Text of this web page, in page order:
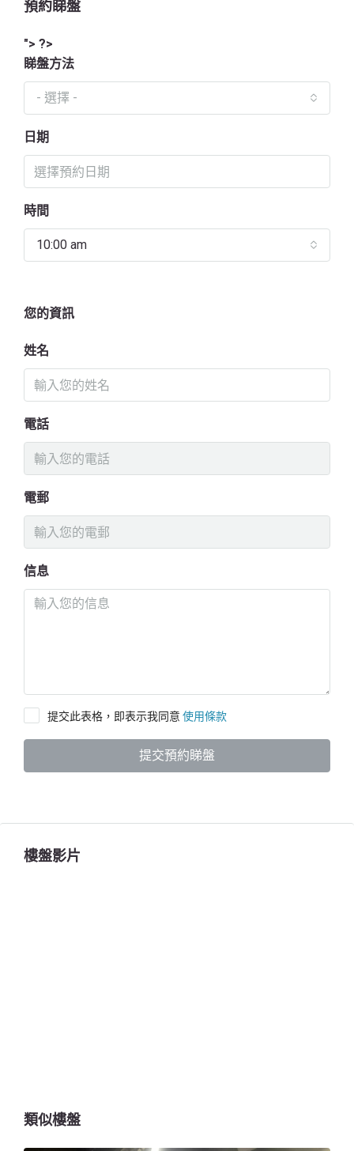
預約睇盤
"> ?>
睇盤方法
- 選擇 -
日期
時間
10:00 am
您的資訊
姓名
電話
電郵
信息
提交此表格，即表示我同意 使用條款
提交預約睇盤
樓盤影片
類似樓盤